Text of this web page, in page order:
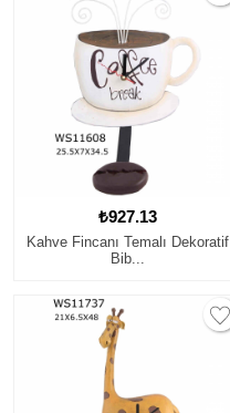
₺927.13
Kahve Fincanı Temalı Dekoratif
Bib...